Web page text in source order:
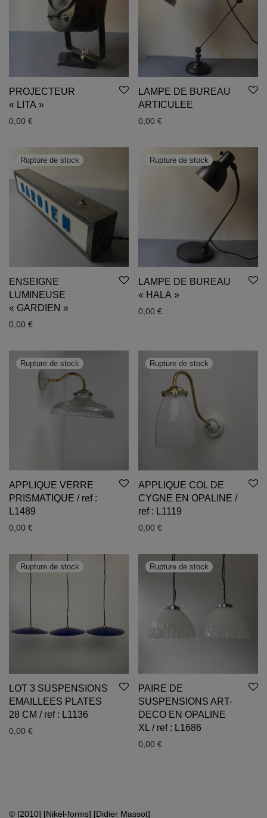
PROJECTEUR
« LITA »
0,00 €
LAMPE DE BUREAU
ARTICULEE
0,00 €
ENSEIGNE
LUMINEUSE
« GARDIEN »
0,00 €
LAMPE DE BUREAU
« HALA »
0,00 €
APPLIQUE VERRE
PRISMATIQUE / ref :
L1489
0,00 €
APPLIQUE COL DE
CYGNE EN OPALINE /
ref : L1119
0,00 €
LOT 3 SUSPENSIONS
EMAILLEES PLATES
28 CM / ref : L1136
0,00 €
PAIRE DE
SUSPENSIONS ART-
DECO EN OPALINE
XL / ref : L1686
0,00 €
© [2010] [Nikel-forms] [Didier Massot]